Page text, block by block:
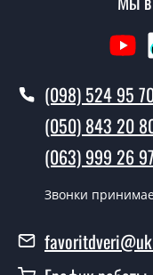
В тот же день в
условии наличия
день.
Можно
(098) 524 95
(050) 843 20
(063) 999 26 97
Звонки